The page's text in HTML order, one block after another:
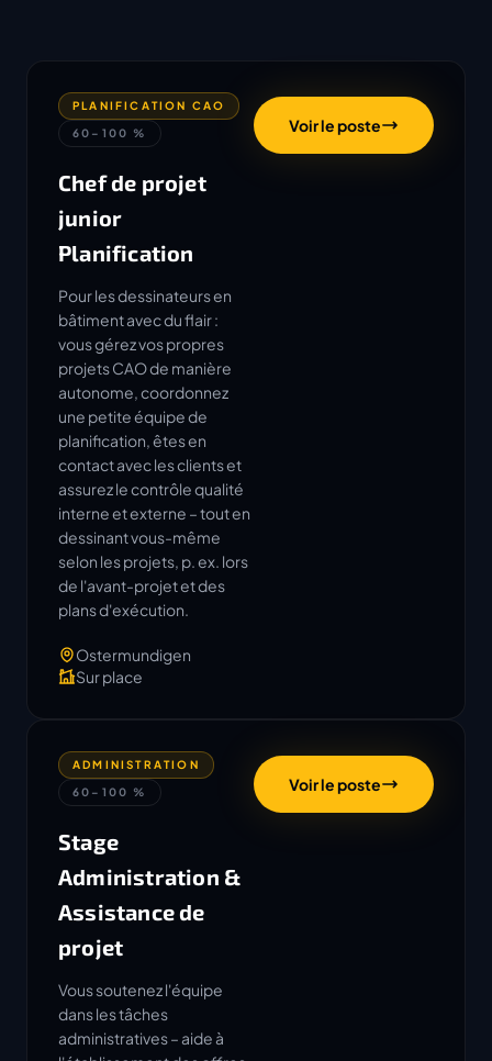
PLANIFICATION CAO
60–100 %
Chef de projet
junior
Planification
Pour les dessinateurs en
bâtiment avec du flair :
vous gérez vos propres
projets CAO de manière
autonome, coordonnez
une petite équipe de
planification, êtes en
contact avec les clients et
assurez le contrôle qualité
interne et externe – tout en
dessinant vous-même
selon les projets, p. ex. lors
de l'avant-projet et des
plans d'exécution.
Ostermundigen
Sur place
Voir le poste
ADMINISTRATION
60–100 %
Stage
Administration &
Assistance de
projet
Vous soutenez l'équipe
dans les tâches
administratives – aide à
Voir le poste